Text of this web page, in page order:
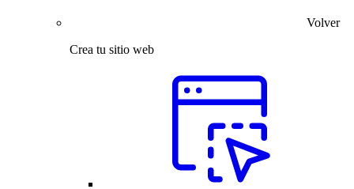
Volver
Crea tu sitio web